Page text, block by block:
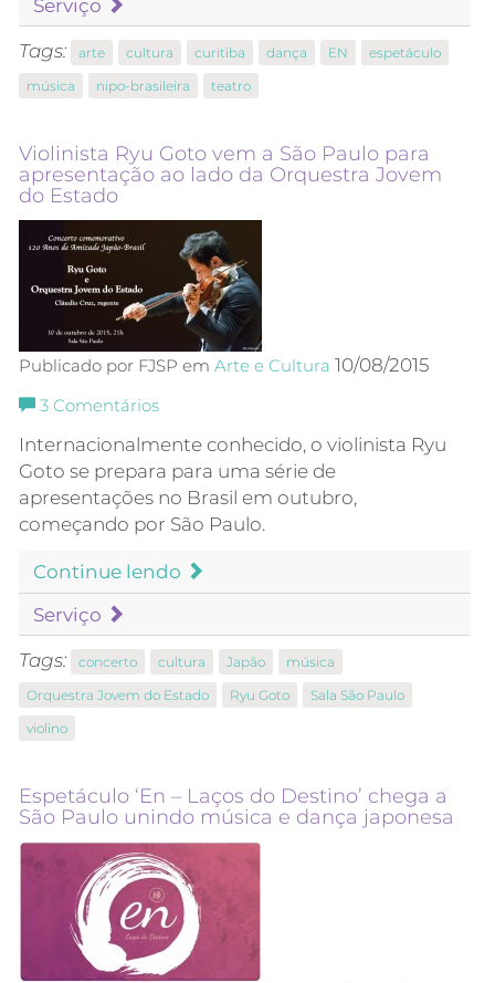
Serviço
Tags: arte cultura curitiba dança EN
espetáculo
música
nipo-brasileira teatro
Violinista Ryu Goto vem a São Paulo para
apresentação ao lado da Orquestra Jovem
do Estado
Publicado por FJSP em Arte e Cultura 10/08/2015
3 Comentários
Internacionalmente conhecido, o violinista Ryu
Goto se prepara para uma série de
apresentações no Brasil em outubro,
começando por São Paulo.
Continue lendo
Serviço
Tags: concerto cultura Japão
música
Orquestra Jovem do Estado
Ryu Goto
Sala São Paulo
violino
Espetáculo ‘En – Laços do Destino’ chega a
São Paulo unindo música e dança japonesa